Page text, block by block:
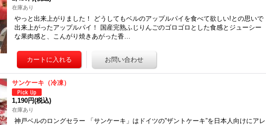
在庫あり
やっと出来上がりました！ どうしてもベルのアップルパイを食べて欲しい!との思いで
出来上がったアップルパイ！ 国産完熟ふじりんごのゴロゴロとした食感とジューシー
な果肉感と、こんがり焼きあがった香…
サンケーキ（冷凍）
1,190円(税込)
在庫あり
神戸ベルのロングセラー 「サンケーキ」はドイツの”ザントケーキ”を日本人向けにアレ